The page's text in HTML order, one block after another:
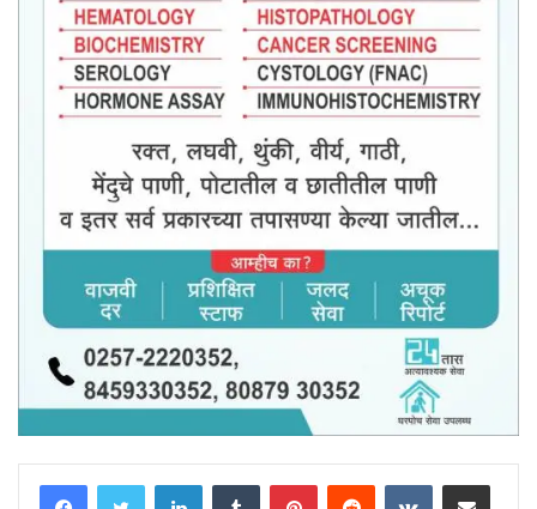
LinkedInTumblr PinterestReddit VKontakteShare via Email